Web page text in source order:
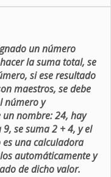
un número
la suma total, se
si ese resultado
maestros, se debe
número y
nombre: 24, hay
se suma 2 + 4, y el
una calculadora
automáticamente y
de dicho valor.